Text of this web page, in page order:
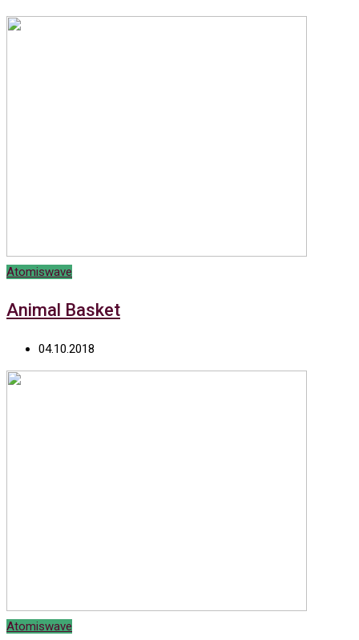
Atomiswave
Animal Basket
04.10.2018
Atomiswave